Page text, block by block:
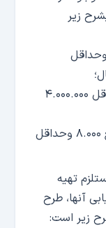
زیر
۸.۰۰۰ ریال وحداقل
۲ – سازه هر مترمربع ۱۰.۰۰۰ ریال و حداقل ۴.۰۰۰.۰۰۰
۳ – گزارش فنی استحکام بنا هرمترمربع ۸.۰۰۰ وحداقل
تهیه
آنها، طرح
زیر است: